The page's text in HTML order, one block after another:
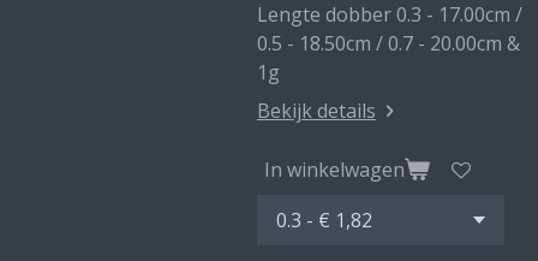
Lengte dobber 0.3 - 17.00cm /
0.5 - 18.50cm / 0.7 - 20.00cm &
1g
Bekijk details
In winkelwagen